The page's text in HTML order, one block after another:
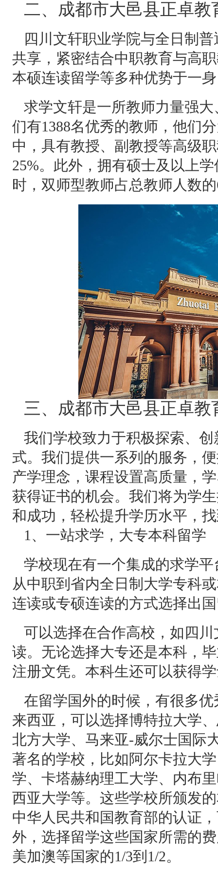
二、成都市大邑县正卓
四川文轩职业学院与全日制
共享，紧密结合中职教育与高
本硕连读留学等多种优势于一
求学文轩是一所教师力量强
们有1388名优秀的教师，他们
中，具有教授、副教授等高级
25%。此外，拥有硕士及以上
时，双师型教师占总教师人数
三、成都市大邑县正卓
我们学校致力于积极探索、
式。我们提供一系列的服务，
产学理念，课程设置高质量，
获得证书的机会。我们将为学
和成功，轻松提升学历水平，
1、一站求学，大专本科留学
学校现在有一个集成的求学
从中职到省内全日制大学专科
连读或专硕连读的方式选择出
可以选择在合作高校，如四
读。无论选择大专还是本科，
注册文凭。本科生还可以获得
在留学国外的时候，有很多
来西亚，可以选择博特拉大学
北方大学、马来亚-威尔士国际
著名的学校，比如阿尔卡拉大
学、卡塔赫纳理工大学、内布
西亚大学等。这些学校所颁发
中华人民共和国教育部的认证
外，选择留学这些国家所需的
美加澳等国家的1/3到1/2。